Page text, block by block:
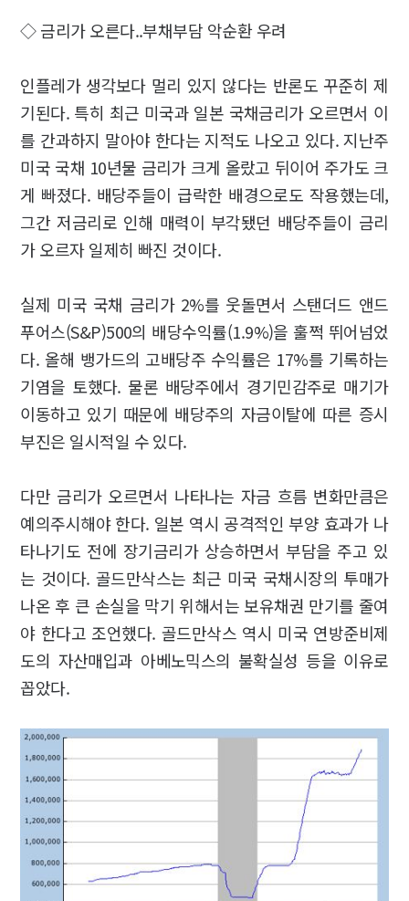
◇ 금리가 오른다..부채부담 악순환 우려
인플레가 생각보다 멀리 있지 않다는 반론도 꾸준히 제
기된다. 특히 최근 미국과 일본 국채금리가 오르면서 이
를 간과하지 말아야 한다는 지적도 나오고 있다. 지난주
미국 국채 10년물 금리가 크게 올랐고 뒤이어 주가도 크
게 빠졌다. 배당주들이 급락한 배경으로도 작용했는데,
그간 저금리로 인해 매력이 부각됐던 배당주들이 금리
가 오르자 일제히 빠진 것이다.
실제 미국 국채 금리가 2%를 웃돌면서 스탠더드 앤드
푸어스(S&P)500의 배당수익률(1.9%)을 훌쩍 뛰어넘었
다. 올해 뱅가드의 고배당주 수익률은 17%를 기록하는
기염을 토했다. 물론 배당주에서 경기민감주로 매기가
이동하고 있기 때문에 배당주의 자금이탈에 따른 증시
부진은 일시적일 수 있다.
다만 금리가 오르면서 나타나는 자금 흐름 변화만큼은
예의주시해야 한다. 일본 역시 공격적인 부양 효과가 나
타나기도 전에 장기금리가 상승하면서 부담을 주고 있
는 것이다. 골드만삭스는 최근 미국 국채시장의 투매가
나온 후 큰 손실을 막기 위해서는 보유채권 만기를 줄여
야 한다고 조언했다. 골드만삭스 역시 미국 연방준비제
도의 자산매입과 아베노믹스의 불확실성 등을 이유로
꼽았다.